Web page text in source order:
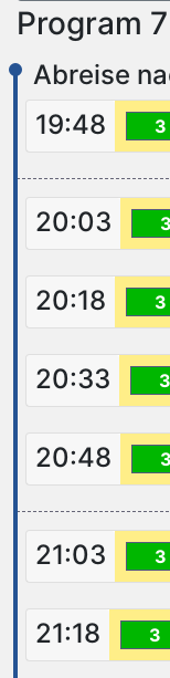
Program
Abreise
19:48
3
20:03 3
20:18 3
20:33 3
20:48 3
21:03 3
21:18 3